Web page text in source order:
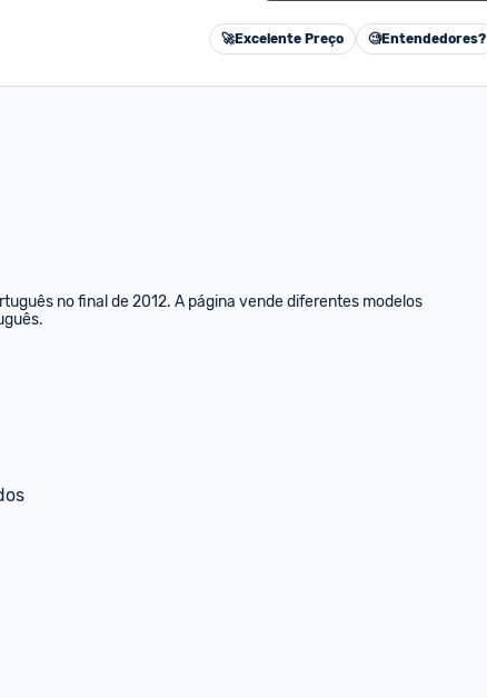
🚀Excelente Preço 🧐Entendedores?
no final de 2012. A página vende diferentes modelos